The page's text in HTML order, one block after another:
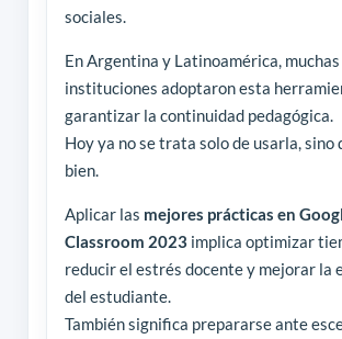
sociales.
En Argentina y Latinoamérica, muchas
instituciones adoptaron esta
garantizar la continuidad pedagógica.
Hoy ya no se trata solo de usarla, sino
bien.
Aplicar las mejores prácticas en
Classroom 2023implica optimizar
reducir el estrés docente y mejorar la
del estudiante.
También significa prepararse ante